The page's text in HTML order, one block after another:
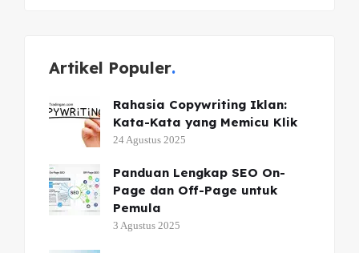
Artikel Populer
Rahasia Copywriting Iklan:
Kata-Kata yang Memicu Klik
24 Agustus 2025
Panduan Lengkap SEO On-
Page dan Off-Page untuk
Pemula
3 Agustus 2025